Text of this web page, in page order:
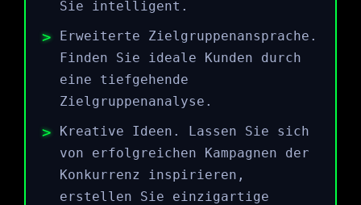
Sie intelligent.
Erweiterte Zielgruppenansprache.
Finden Sie ideale Kunden durch
eine tiefgehende
Zielgruppenanalyse.
Kreative Ideen. Lassen Sie sich
von erfolgreichen Kampagnen der
Konkurrenz inspirieren,
erstellen Sie einzigartige